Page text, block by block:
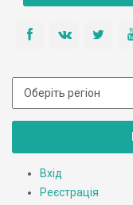
Вхід
Реєстрація